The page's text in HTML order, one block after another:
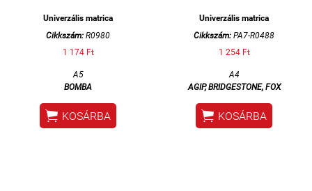
Univerzális matrica
Cikkszám: R0980
1 174 Ft
A5
BOMBA
 KOSÁRBA
Univerzális matrica
Cikkszám: PA7-R0488
1 254 Ft
A4
AGIP, BRIDGESTONE, FOX
 KOSÁRBA